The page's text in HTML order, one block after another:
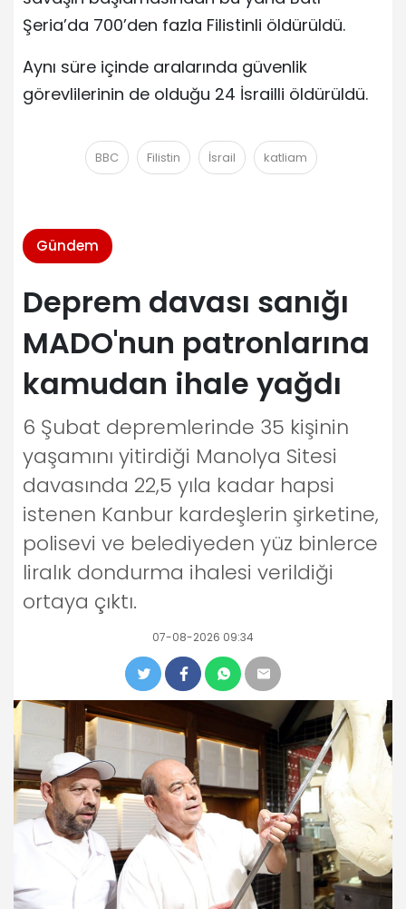
Şeria’da 700’den fazla Filistinli öldürüldü.
Aynı süre içinde aralarında güvenlik
görevlilerinin de olduğu 24 İsrailli öldürüldü.
BBC Filistin İsrail katliam
Gündem
Deprem davası sanığı
MADO'nun patronlarına
kamudan ihale yağdı
6 Şubat depremlerinde 35 kişinin
yaşamını yitirdiği Manolya Sitesi
davasında 22,5 yıla kadar hapsi
istenen Kanbur kardeşlerin şirketine,
polisevi ve belediyeden yüz binlerce
liralık dondurma ihalesi verildiği
ortaya çıktı.
07-08-2026 09:34